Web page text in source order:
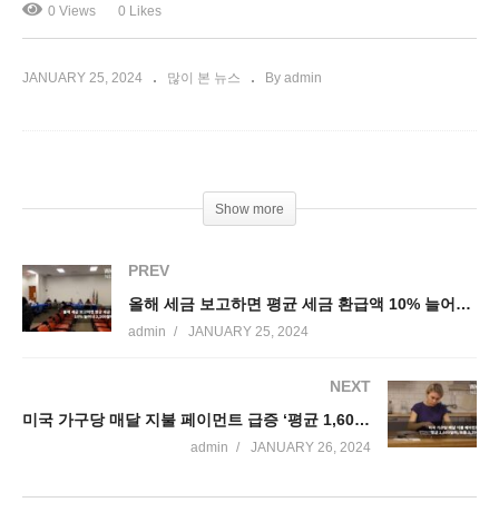
0 Views 0 Likes
JANUARY 25, 2024 많이 본 뉴스 By admin
Show more
PREV
올해 세금 보고하면 평균 세금 환급액 10% 늘어나 3,500달러 안팎
admin JANUARY 25, 2024
NEXT
미국 가구당 매달 지불 페이먼트 급증 ‘평균 1,600달러, 보통 3,700달러’
admin JANUARY 26, 2024